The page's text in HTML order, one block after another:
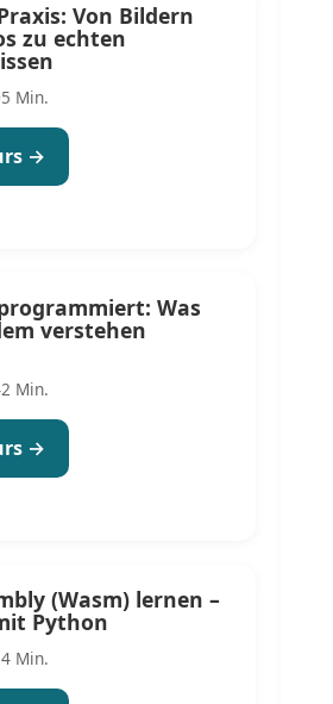
Von Bildern
zu echten
Min.
→
Was
verstehen
Min.
→
(Wasm) lernen –
Python
Min.